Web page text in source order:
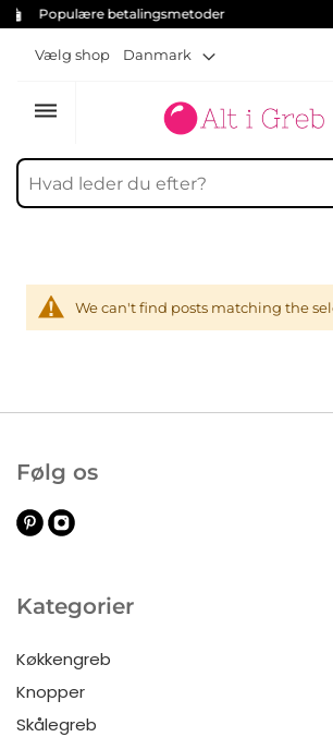
Vælg shop Danmark
dehaze
We can't find posts matching the
Kategorier
Køkkengreb
Knopper
Skålegreb
Følg os